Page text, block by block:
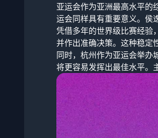
亚运会作为亚洲最高水平的
运会同样具有重要意义。侯
凭借多年的世界级比赛经验
并作出准确决策。这种稳定
同时，杭州作为亚运会举办
将更容易发挥出最佳水平。